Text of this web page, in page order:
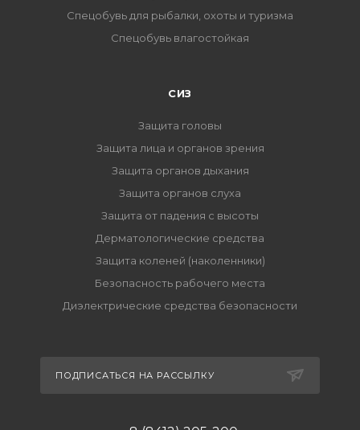
Спецобувь для рыбалки, охоты и туризма
Спецобувь влагостойкая
СИЗ
Защита головы
Защита лица и органов зрения
Защита органов дыхания
Защита органов слуха
Защита от падения с высоты
Дерматологические средства
Защита коленей (наколенники)
Безопасность рабочего места
Диэлектрические средства безопасности
ПОДПИСАТЬСЯ НА РАССЫЛКУ